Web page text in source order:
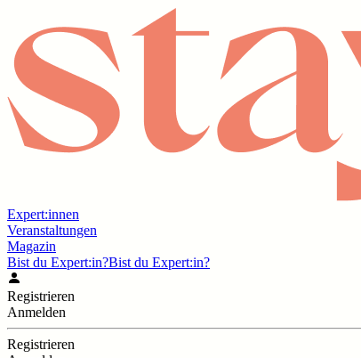
Expert:innen
Veranstaltungen
Magazin
Bist du Expert:in?Bist du Expert:in?
Registrieren
Anmelden
Registrieren